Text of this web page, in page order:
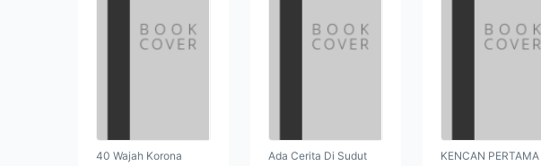
40 Wajah Korona
Ada Cerita Di Sudut
KENCAN PERTAMA